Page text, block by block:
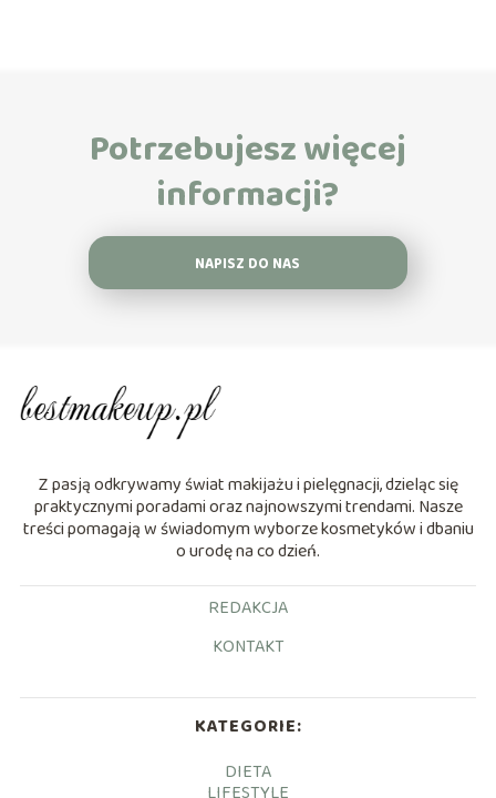
Potrzebujesz więcej
informacji?
NAPISZ DO NAS
Z pasją odkrywamy świat makijażu i pielęgnacji, dzieląc się
praktycznymi poradami oraz najnowszymi trendami. Nasze
treści pomagają w świadomym wyborze kosmetyków i dbaniu
o urodę na co dzień.
REDAKCJA
KONTAKT
KATEGORIE:
DIETA